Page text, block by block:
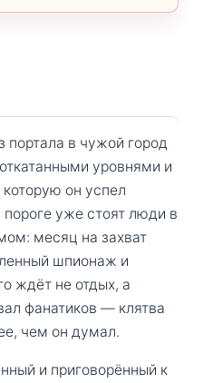
портала в чужой город
уровнями и
он успел
пороге уже стоят люди в
месяц на захват
шпионаж и
ждёт не отдых, а
фанатиков — клятва
чем он думал.
и приговорённый к